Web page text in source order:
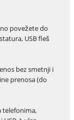
povežete do
USB fleš
bez smetnji i
prenosa (do
telefonima,